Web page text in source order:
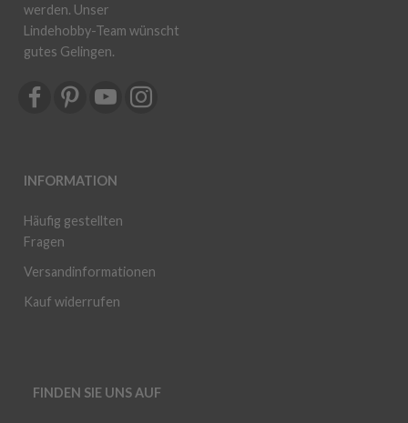
werden. Unser
Lindehobby-Team wünscht
gutes Gelingen.
INFORMATION
Häufig gestellten
Fragen
Versandinformationen
Kauf widerrufen
FINDEN SIE UNS AUF